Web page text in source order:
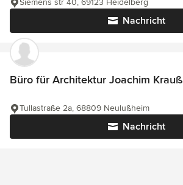
Nachricht
Siemens str 40, 69123 Heidelberg
Büro für Architektur Joachim Krauß
Nachricht
Tullastraße 2a, 68809 Neulußheim